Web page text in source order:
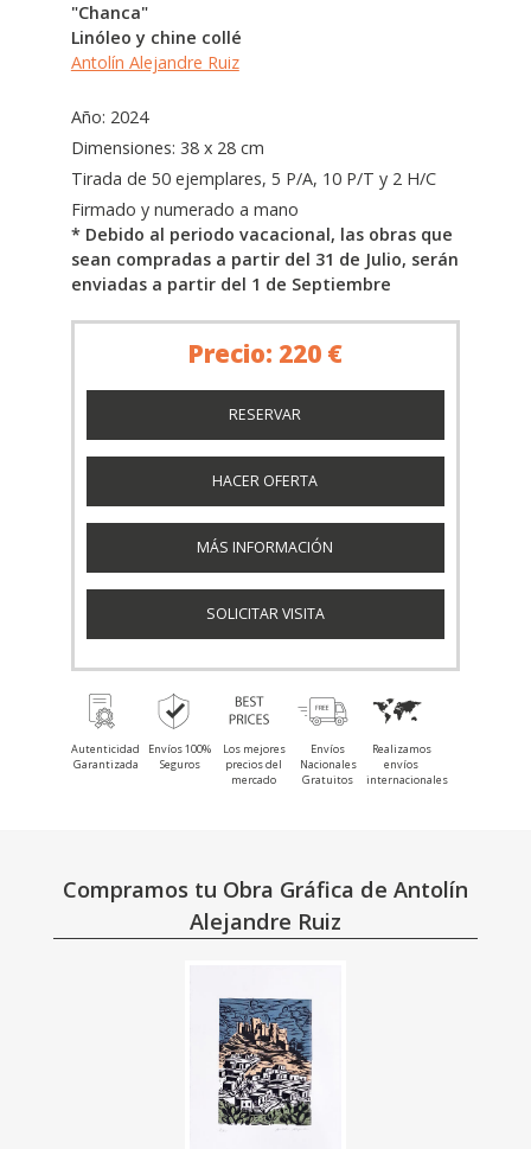
"Chanca"
Linóleo y chine collé
Antolín Alejandre Ruiz
Año: 2024
Dimensiones: 38 x 28 cm
Tirada de 50 ejemplares, 5 P/A, 10 P/T y 2 H/C
Firmado y numerado a mano
* Debido al periodo vacacional, las obras que
sean compradas a partir del 31 de Julio, serán
enviadas a partir del 1 de Septiembre
Precio: 220 €
RESERVAR
HACER OFERTA
MÁS INFORMACIÓN
SOLICITAR VISITA
Autenticidad
Garantizada
Envíos 100%
Seguros
Los mejores
precios del
mercado
Envíos
Nacionales
Gratuitos
Realizamos
envíos
internacionales
Compramos tu Obra Gráfica de Antolín
Alejandre Ruiz